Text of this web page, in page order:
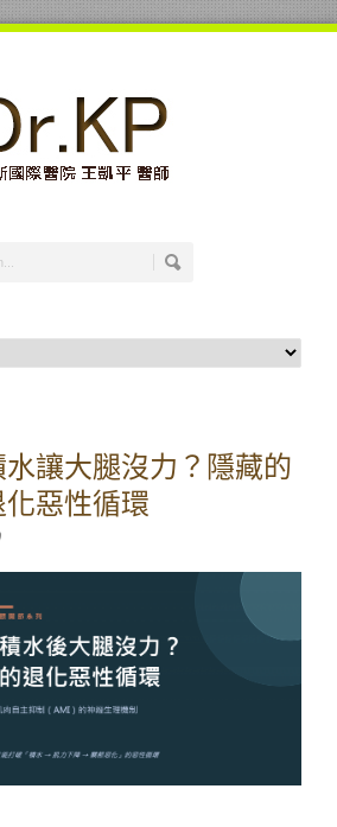
水讓大腿沒力？隱藏的
化惡性循環